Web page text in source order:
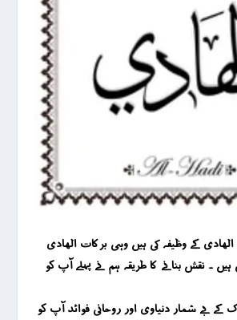
کے وظیفہ کی ہیں وہی برکات الھادی
۔ نقش بنانے کا طریقہ ہم نے پہلے آپ کو
کے بے شمار دنیاوی اور روحانی فوائد آپ کو